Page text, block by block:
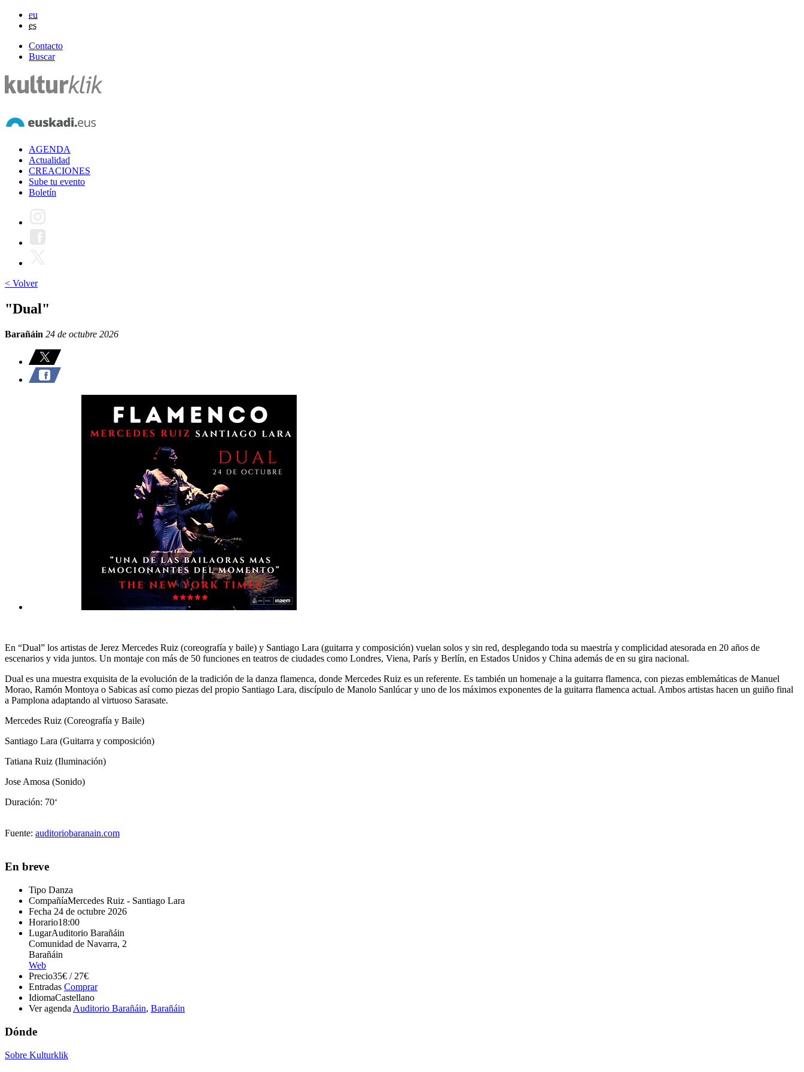
eu
es
Contacto
Buscar
AGENDA
Actualidad
CREACIONES
Sube tu evento
Boletín
< Volver
"Dual"
Barañáin 24 de octubre 2026
En “Dual” los artistas de Jerez Mercedes Ruiz (coreografía y baile) y Santiago Lara (guitarra y composición) vuelan solos y sin red, desplegando toda su maestría y complicidad atesorada en 20 años de
escenarios y vida juntos. Un montaje con más de 50 funciones en teatros de ciudades como Londres, Viena, París y Berlín, en Estados Unidos y China además de en su gira nacional.
Dual es una muestra exquisita de la evolución de la tradición de la danza flamenca, donde Mercedes Ruiz es un referente. Es también un homenaje a la guitarra flamenca, con piezas emblemáticas de Manuel
Morao, Ramón Montoya o Sabicas así como piezas del propio Santiago Lara, discípulo de Manolo Sanlúcar y uno de los máximos exponentes de la guitarra flamenca actual. Ambos artistas hacen un guiño final
a Pamplona adaptando al virtuoso Sarasate.
Mercedes Ruiz (Coreografía y Baile)
Santiago Lara (Guitarra y composición)
Tatiana Ruiz (Iluminación)
Jose Amosa (Sonido)
Duración: 70‘
Fuente: auditoriobaranain.com
En breve
Tipo Danza
CompañíaMercedes Ruiz - Santiago Lara
Fecha 24 de octubre 2026
Horario18:00
LugarAuditorio Barañáin
Comunidad de Navarra, 2
Barañáin
Web
Precio35€ / 27€
Entradas Comprar
IdiomaCastellano
Ver agenda Auditorio Barañáin, Barañáin
Dónde
Sobre Kulturklik